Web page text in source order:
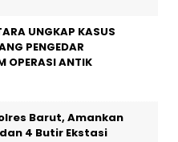
UNGKAP KASUS
PENGEDAR
OPERASI ANTIK
Barut, Amankan
4 Butir Ekstasi